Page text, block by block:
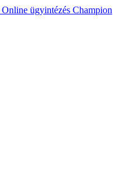
Online ügyintézés Champion